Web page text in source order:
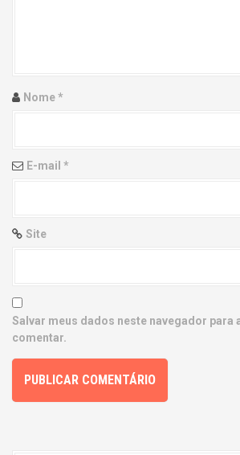
i
n
Nome*
E-mail *
Site
Salvar meus dados neste navegador para
comentar.